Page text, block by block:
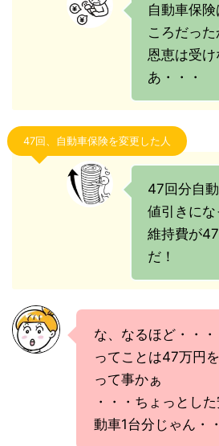
自動車保
ころだっ
恩恵は受
あ・・・
47回、自動車保険を変更した人
47回分自
値引きに
維持費が
だ！
な、なるほど・・・
ってことは47万円
って事かぁ
・・・ちょっとし
動車1台分じゃん・